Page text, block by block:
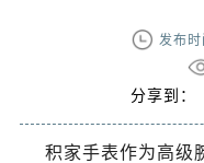
发布
分享到：
积家手表作为高级